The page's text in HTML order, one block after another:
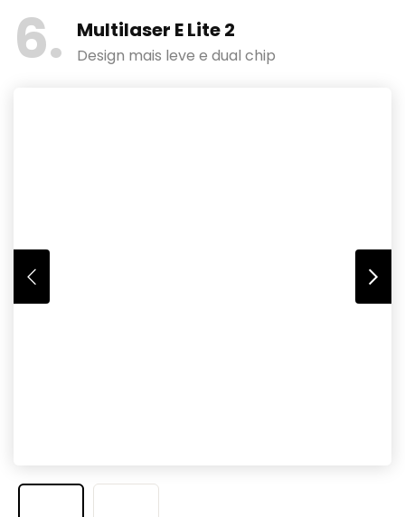
6 Multilaser E Lite 2
Design mais leve e dual chip